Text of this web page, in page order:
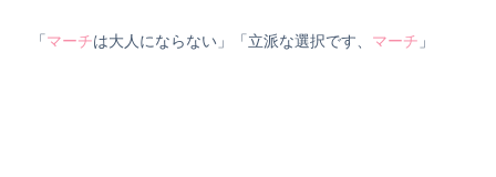
「マーチは大人にならない」「立派な選択です、 マーチ 」